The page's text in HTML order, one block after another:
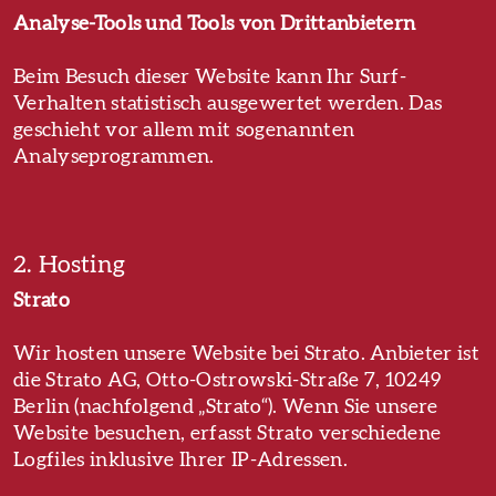
Analyse-Tools und Tools von Dritt­anbietern
Beim Besuch dieser Website kann Ihr Surf-
Verhalten statistisch ausgewertet werden. Das
geschieht vor allem mit sogenannten
Analyseprogrammen.
2. Hosting
Strato
Wir hosten unsere Website bei Strato. Anbieter ist
die Strato AG, Otto-Ostrowski-Straße 7, 10249
Berlin (nachfolgend „Strato“). Wenn Sie unsere
Website besuchen, erfasst Strato verschiedene
Logfiles inklusive Ihrer IP-Adressen.